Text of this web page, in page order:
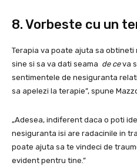
8. Vorbeste cu un
Terapia va poate ajuta sa
sine si sa va dati seama de ceva
sentimentele de nesiguranta
sa apelezi la terapie”, spune
„Adesea, indiferent daca o poti
nesiguranta isi are radacinile in
poate ajuta sa te vindeci de
evident pentru tine.”